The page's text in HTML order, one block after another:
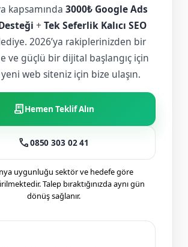
kapsamında 3000₺ Google Ads
+ Tek Seferlik Kalıcı SEO
2026’ya rakiplerinizden bir
ve güçlü bir dijital başlangıç için
web siteniz için bize ulaşın.
receipt_longHemen Teklif Alın
call0850 303 02 41
uygunluğu sektör ve hedefe göre
Talep bıraktığınızda aynı gün
dönüş sağlanır.